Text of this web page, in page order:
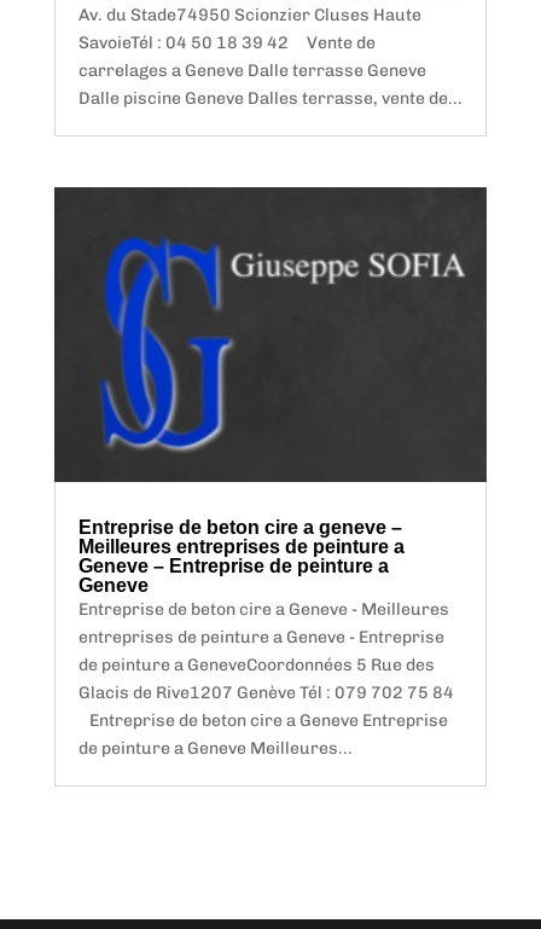
Av. du Stade74950 Scionzier Cluses Haute
SavoieTél : 04 50 18 39 42 Vente de
carrelages a Geneve Dalle terrasse Geneve
Dalle piscine Geneve Dalles terrasse, vente de...
Entreprise de beton cire a geneve –
Meilleures entreprises de peinture a
Geneve – Entreprise de peinture a
Geneve
Entreprise de beton cire a Geneve - Meilleures
entreprises de peinture a Geneve - Entreprise
de peinture a GeneveCoordonnées 5 Rue des
Glacis de Rive1207 Genève Tél : 079 702 75 84
Entreprise de beton cire a Geneve Entreprise
de peinture a Geneve Meilleures...